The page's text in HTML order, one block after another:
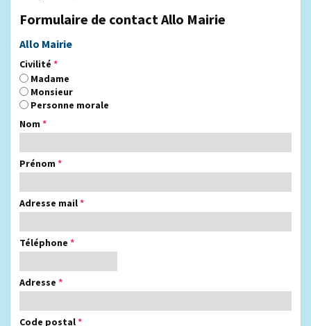
Formulaire de contact Allo Mairie
Allo Mairie
Civilité *
Madame
Monsieur
Personne morale
Nom *
Prénom *
Adresse mail*
Téléphone *
Adresse *
Code postal*